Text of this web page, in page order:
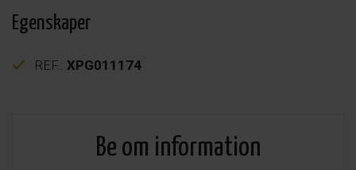
Egenskaper
REF.: XPG011174
Be om information